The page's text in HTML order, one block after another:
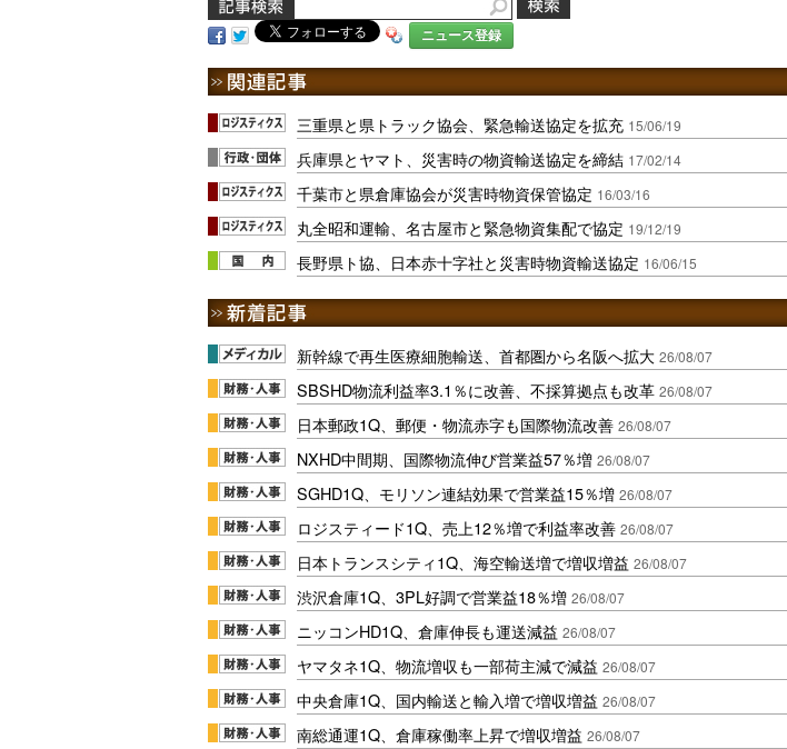
ニュース登録
三重県と県トラック協会、緊急輸送協定を拡充 15/06/19
兵庫県とヤマト、災害時の物資輸送協定を締結 17/02/14
千葉市と県倉庫協会が災害時物資保管協定 16/03/16
丸全昭和運輸、名古屋市と緊急物資集配で協定 19/12/19
長野県ト協、日本赤十字社と災害時物資輸送協定 16/06/15
新幹線で再生医療細胞輸送、首都圏から名阪へ拡大 26/08/07
SBSHD物流利益率3.1％に改善、不採算拠点も改革 26/08/07
日本郵政1Q、郵便・物流赤字も国際物流改善 26/08/07
NXHD中間期、国際物流伸び営業益57％増 26/08/07
SGHD1Q、モリソン連結効果で営業益15％増 26/08/07
ロジスティード1Q、売上12％増で利益率改善 26/08/07
日本トランスシティ1Q、海空輸送増で増収増益 26/08/07
渋沢倉庫1Q、3PL好調で営業益18％増 26/08/07
ニッコンHD1Q、倉庫伸長も運送減益 26/08/07
ヤマタネ1Q、物流増収も一部荷主減で減益 26/08/07
中央倉庫1Q、国内輸送と輸入増で増収増益 26/08/07
南総通運1Q、倉庫稼働率上昇で増収増益 26/08/07